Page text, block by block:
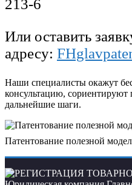
213-6
Или оставить
адресу:
Наши специалисты окажут
консультацию, сориентируют
дальнейшие шаги.
Патентование полезной